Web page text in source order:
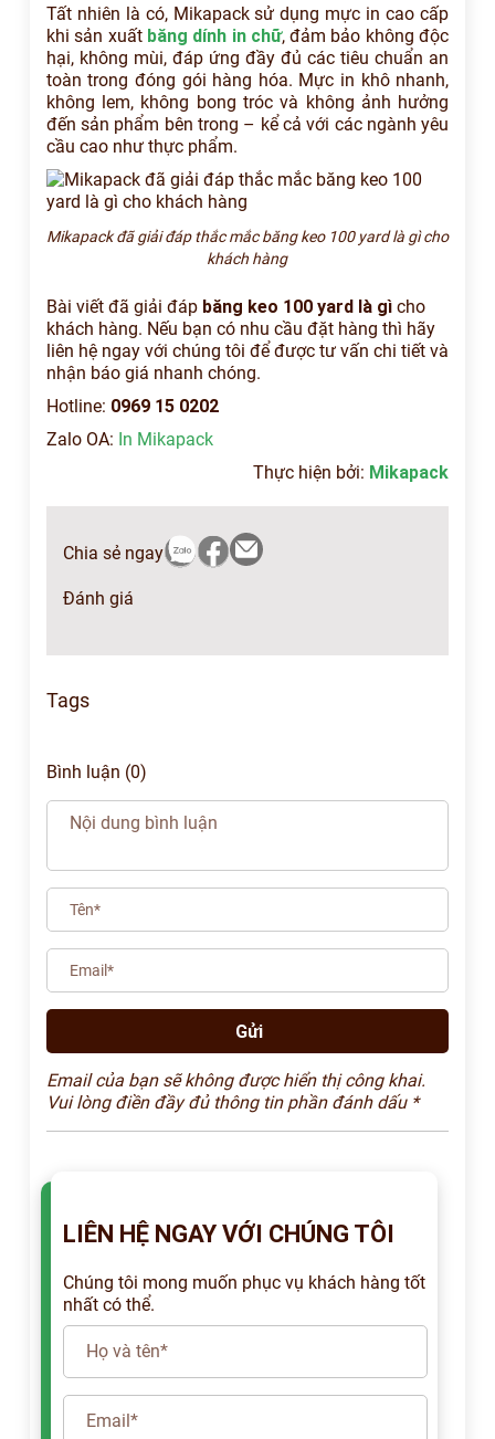
Tất nhiên là có, Mikapack sử dụng mực in cao cấp
khi sản xuất băng dính in chữ, đảm bảo không độc
hại, không mùi, đáp ứng đầy đủ các tiêu chuẩn an
toàn trong đóng gói hàng hóa. Mực in khô nhanh,
không lem, không bong tróc và không ảnh hưởng
đến sản phẩm bên trong – kể cả với các ngành yêu
cầu cao như thực phẩm.
Mikapack đã giải đáp thắc mắc băng keo 100 yard là gì cho
khách hàng
Bài viết đã giải đáp băng keo 100 yard là gì cho
khách hàng. Nếu bạn có nhu cầu đặt hàng thì hãy
liên hệ ngay với chúng tôi để được tư vấn chi tiết và
nhận báo giá nhanh chóng.
Hotline: 0969 15 0202
Zalo OA: In Mikapack
Thực hiện bởi: Mikapack
Chia sẻ ngay
Đánh giá
Tags
Bình luận (0)
Email của bạn sẽ không được hiển thị công khai.
Vui lòng điền đầy đủ thông tin phần đánh dấu *
LIÊN HỆ NGAY VỚI CHÚNG TÔI
Chúng tôi mong muốn phục vụ khách hàng tốt
nhất có thể.